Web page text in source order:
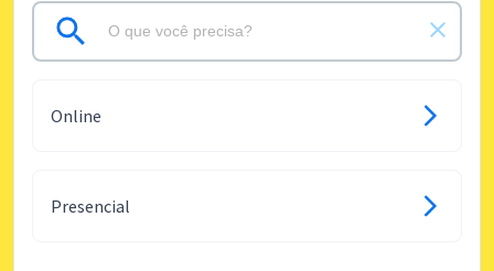
Online
Presencial